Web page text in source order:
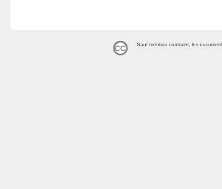
Sauf mention contraire, les